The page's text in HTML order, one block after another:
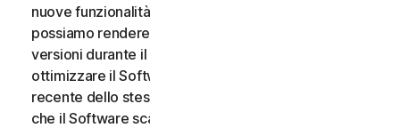
nuove funzionalità e versioni del Software non appena
possiamo rendere disponibili tali funzionalità e
versioni durante il Periodo del Servizio. Al fine di
ottimizzare il Software e di ottenere la versione più
recente dello stesso, l’Utente accetta la possibilità
che il Software scarichi e installi nuove versioni e